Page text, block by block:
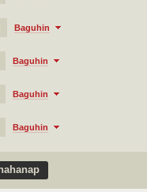
Baguhin
Baguhin
Baguhin
Baguhin